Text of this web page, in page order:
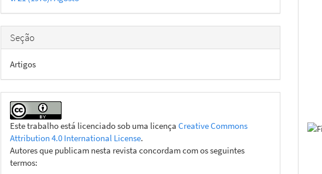
artigo
Seção
Artigos
Este trabalho está licenciado sob uma licençaCreative Commons
Attribution 4.0 International License.
Autores que publicam nesta revista concordam com os seguintes
termos: